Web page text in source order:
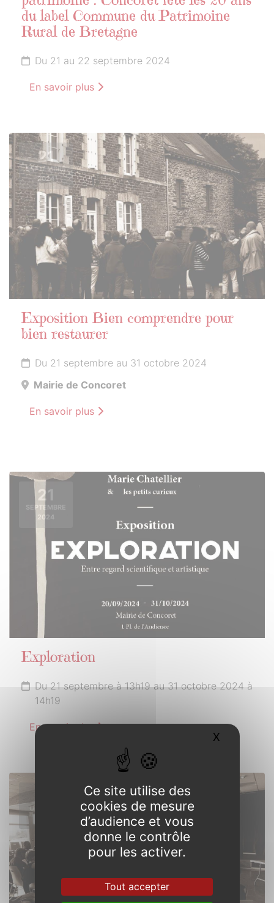
du label Commune du Patrimoine
Rural de Bretagne
Du 21 au 22 septembre 2024
En savoir plus
21
SEPTEMBRE
2024
Exposition Bien comprendre pour
bien restaurer
Du 21 septembre au 31 octobre 2024
Mairie de Concoret
En savoir plus
21
SEPTEMBRE
2024
Exploration
Du 21 septembre à 13h19 au 31 octobre 2024 à
14h19
En savoir plus
OCTOBRE
Ce site utilise des
cookies de mesure
d’audience et vous
donne le contrôle
pour les activer.
Tout accepter
X Masquer